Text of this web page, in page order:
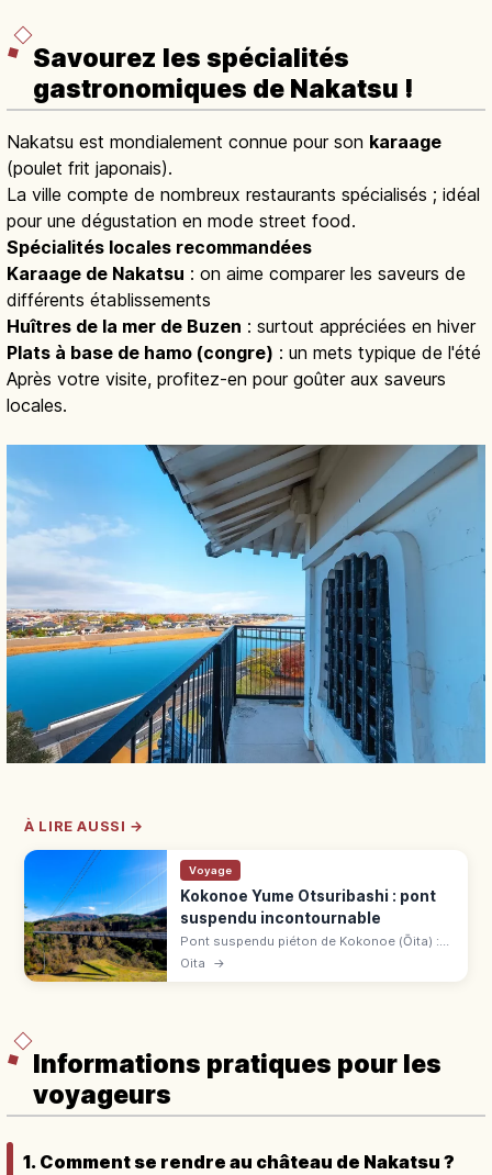
Savourez les spécialités
gastronomiques de Nakatsu !
Nakatsu est mondialement connue pour son karaage
(poulet frit japonais).
La ville compte de nombreux restaurants spécialisés ; idéal
pour une dégustation en mode street food.
Spécialités locales recommandées
Karaage de Nakatsu : on aime comparer les saveurs de
différents établissements
Huîtres de la mer de Buzen : surtout appréciées en hiver
Plats à base de hamo (congre) : un mets typique de l'été
Après votre visite, profitez-en pour goûter aux saveurs
locales.
À LIRE AUSSI →
Voyage
Kokonoe Yume Otsuribashi : pont
suspendu incontournable
Pont suspendu piéton de Kokonoe (Ōita) :
390 m de long, 173 m au-dessus de la
Oita →
Informations pratiques pour les
voyageurs
1. Comment se rendre au château de Nakatsu ?